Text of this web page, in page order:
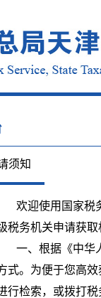
须知
欢迎使用国家税务
税务机关申请获
一、根据《中华人
式。为便于您高
行检索，或拨打